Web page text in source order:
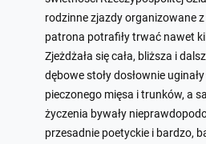
rodzinne zjazdy organizowane
patrona potrafiły trwać nawet
Zjeżdżała się cała, bliższa i
dębowe stoły dosłownie
pieczonego mięsa i trunków, a
życzenia bywały
przesadnie poetyckie i bardzo,